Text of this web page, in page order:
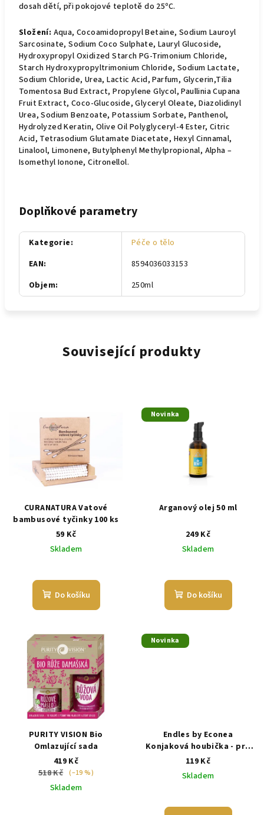
dosah dětí, při pokojové teplotě do 25ºC.
Složení: Aqua, Cocoamidopropyl Betaine, Sodium Lauroyl
Sarcosinate, Sodium Coco Sulphate, Lauryl Glucoside,
Hydroxypropyl Oxidized Starch PG-Trimonium Chloride,
Starch Hydroxypropyltrimonium Chloride, Sodium Lactate,
Sodium Chloride, Urea, Lactic Acid, Parfum, Glycerin,Tilia
Tomentosa Bud Extract, Propylene Glycol, Paullinia Cupana
Fruit Extract, Coco-Glucoside, Glyceryl Oleate, Diazolidinyl
Urea, Sodium Benzoate, Potassium Sorbate, Panthenol,
Hydrolyzed Keratin, Olive Oil Polyglyceryl-4 Ester, Citric
Acid, Tetrasodium Glutamate Diacetate, Hexyl Cinnamal,
Linalool, Limonene, Butylphenyl Methylpropional, Alpha –
Isomethyl Ionone, Citronellol.
Doplňkové parametry
Kategorie:
Péče o tělo
EAN:
8594036033153
Objem: 250ml
Související produkty
CURANATURA Vatové
bambusové tyčinky 100 ks
59 Kč
Skladem
Do košíku
Novinka
Arganový olej 50 ml
249 Kč
Skladem
Do košíku
PURITY VISION Bio
Omlazující sada
419 Kč
518 Kč (–19 %)
Skladem
Novinka
Endles by Econea
Konjaková houbička - pro
všechny typy pleti
119 Kč
Skladem